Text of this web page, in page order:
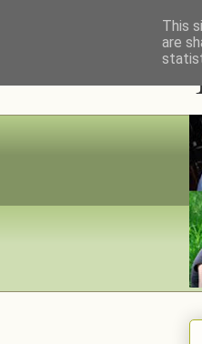
This
are